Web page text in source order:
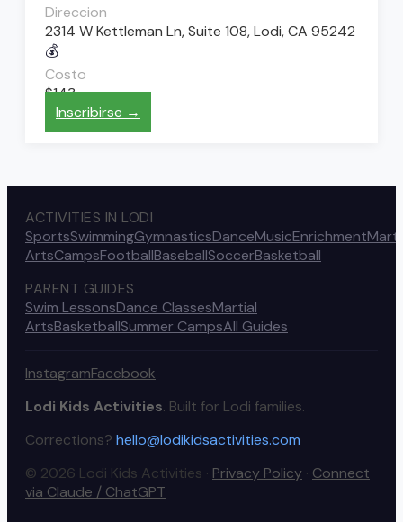
Direccion
2314 W Kettleman Ln, Suite 108, Lodi, CA 95242
💰
Costo
$143
Inscribirse →
ACTIVITIES IN LODI
SportsSwimmingGymnasticsDanceMusicEnrichment
ArtsCampsFootballBaseballSoccerBasketball
PARENT GUIDES
Swim LessonsDance ClassesMartial
ArtsBasketballSummer CampsAll Guides
InstagramFacebook
Lodi Kids Activities. Built for Lodi families.
Corrections? hello@lodikidsactivities.com
© 2026 Lodi Kids Activities · Privacy Policy · Connect
via Claude / ChatGPT